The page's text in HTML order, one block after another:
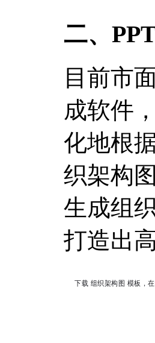
二、
目前市
成软件
化地根
织架构
生成组
打造出